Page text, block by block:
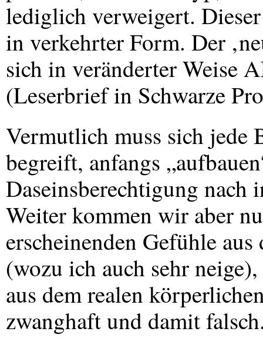
lediglich verweigert.
in verkehrter Form. Der
sich in veränderter Weise
(Leserbrief in Schwarze
Vermutlich muss sich jede
begreift, anfangs
Daseinsberechtigung
Weiter kommen wir aber
erscheinenden Gefühle
(wozu ich auch sehr
aus dem realen
zwanghaft und damit